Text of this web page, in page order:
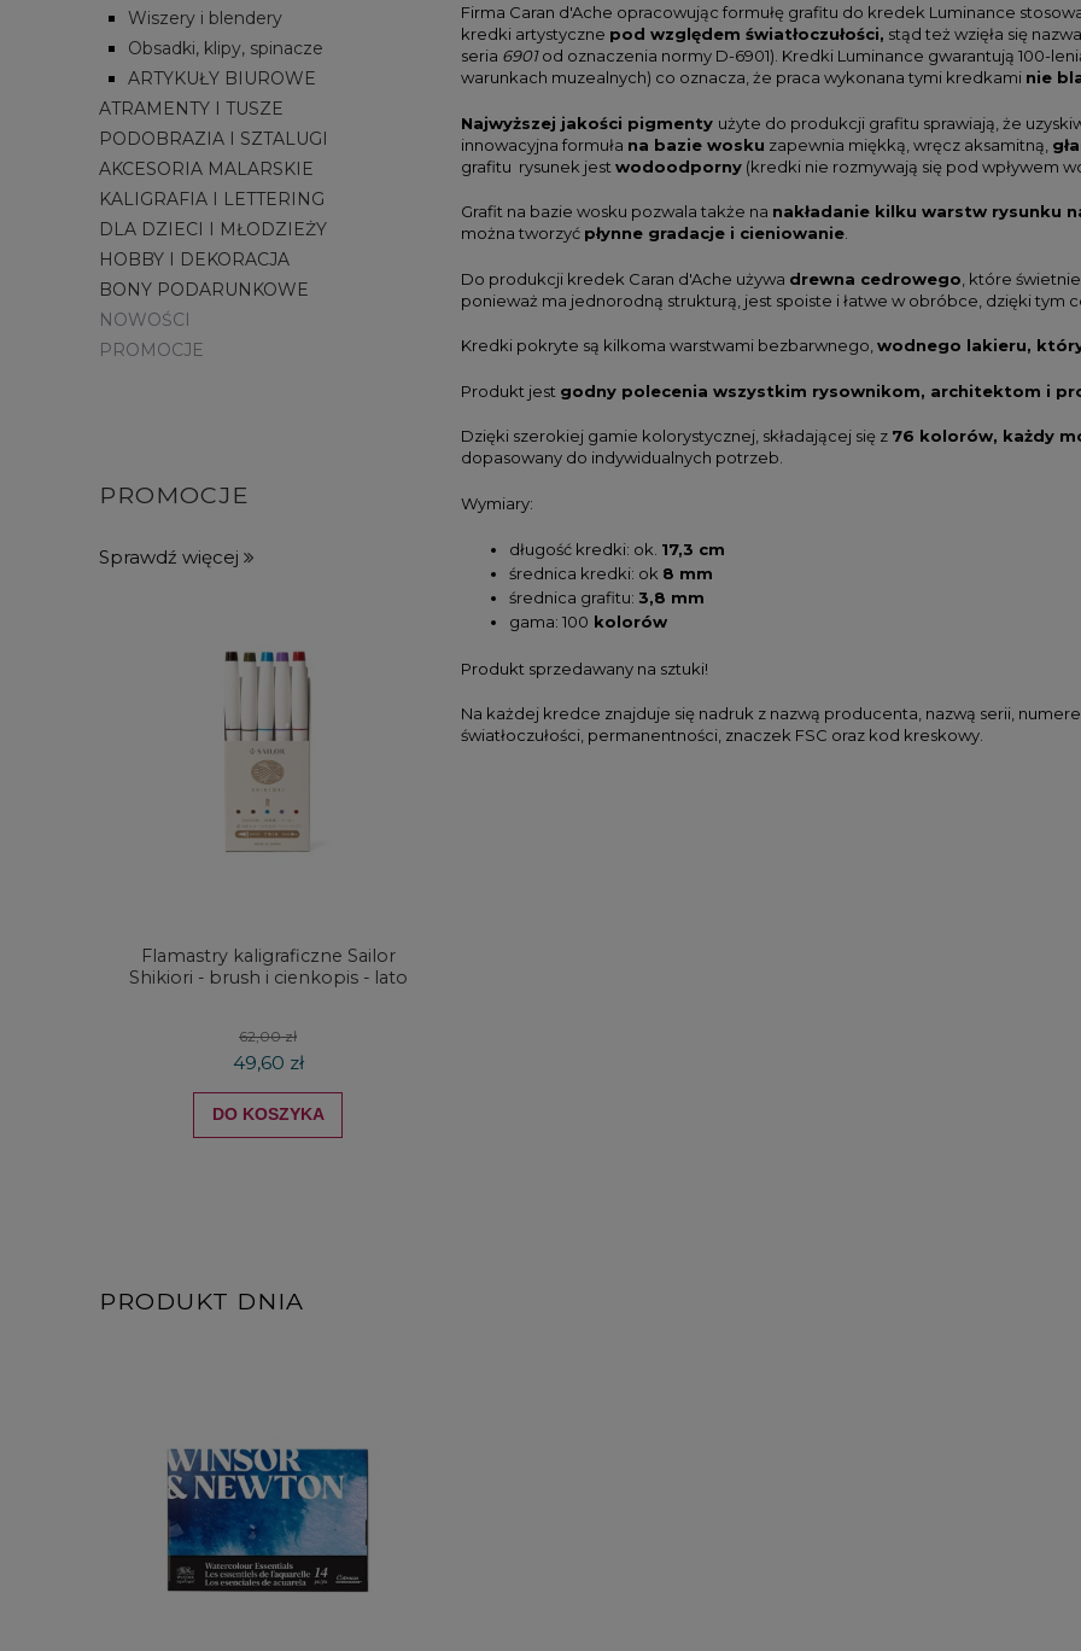
Wiszery i blendery
Obsadki, klipy, spinacze
ARTYKUŁY BIUROWE
ATRAMENTY I TUSZE
PODOBRAZIA I SZTALUGI
AKCESORIA MALARSKIE
KALIGRAFIA I LETTERING
DLA DZIECI I MŁODZIEŻY
HOBBY I DEKORACJA
BONY PODARUNKOWE
NOWOŚCI
PROMOCJE
PROMOCJE
Sprawdź więcej
Flamastry kaligraficzne Sailor
Shikiori - brush i cienkopis - lato
62,00 zł
49,60 zł
DO KOSZYKA
PRODUKT DNIA
Firma Caran d'Ache opracowując formułę grafitu do kredek Luminance
kredki artystyczne pod względem światłoczułości, stąd też wzięła się
seria 6901od oznaczenia normy D-6901). Kredki Luminance gwarantują 100-
warunkach muzealnych) co oznacza, że praca wykonana tymi kredkami nie
Najwyższej jakości pigmenty użyte do produkcji grafitu sprawiają, że
innowacyjna formuła na bazie wosku zapewnia miękką, wręcz aksamitną,
grafitu rysunek jest wodoodporny (kredki nie rozmywają się pod wpływem
Grafit na bazie wosku pozwala także na nakładanie kilku warstw rysunku
można tworzyć płynne gradacje i cieniowanie.
Do produkcji kredek Caran d'Ache używa drewna cedrowego , które
ponieważ ma jednorodną strukturą, jest spoiste i łatwe w obróbce, dzięki tym
Kredki pokryte są kilkoma warstwami bezbarwnego,wodnego lakieru,
Produkt jest godny polecenia wszystkim rysownikom, architektom i
Dzięki szerokiej gamie kolorystycznej, składającej się z 76 kolorów, każdy
dopasowany do indywidualnych potrzeb.
Wymiary:
długość kredki: ok. 17,3 cm
średnica kredki: ok 8 mm
średnica grafitu: 3,8 mm
gama: 100 kolorów
Produkt sprzedawany na sztuki!
Na każdej kredce znajduje się nadruk z nazwą producenta, nazwą serii,
światłoczułości, permanentności, znaczek FSC oraz kod kreskowy.